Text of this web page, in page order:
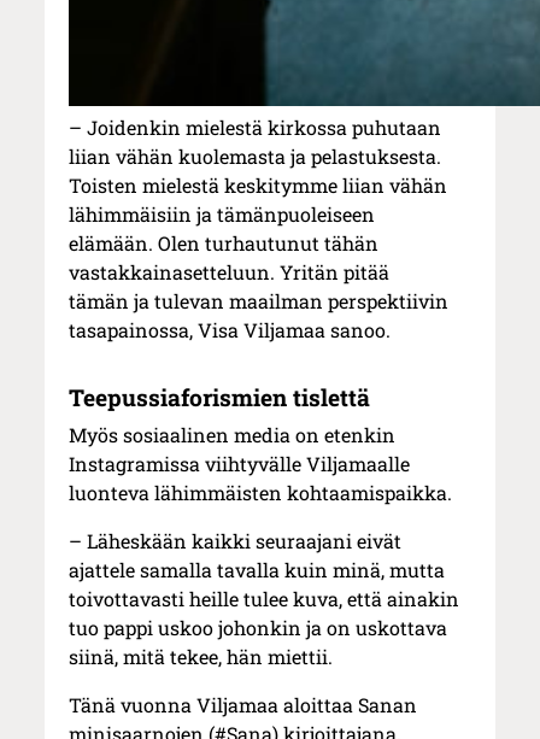
– Joidenkin mielestä kirkossa puhutaan
liian vähän kuolemasta ja pelastuksesta.
Toisten mielestä keskitymme liian vähän
lähimmäisiin ja tämänpuoleiseen
elämään. Olen turhautunut tähän
vastakkainasetteluun. Yritän pitää
tämän ja tulevan maailman perspektiivin
tasapainossa, Visa Viljamaa sanoo.
Teepussiaforismien tislettä
Myös sosiaalinen media on etenkin
Instagramissa viihtyvälle Viljamaalle
luonteva lähimmäisten kohtaamispaikka.
– Läheskään kaikki seuraajani eivät
ajattele samalla tavalla kuin minä, mutta
toivottavasti heille tulee kuva, että ainakin
tuo pappi uskoo johonkin ja on uskottava
siinä, mitä tekee, hän miettii.
Tänä vuonna Viljamaa aloittaa Sanan